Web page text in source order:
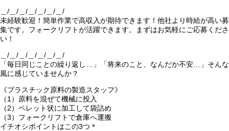
＿/＿/＿/＿/＿/＿/＿/
未経験歓迎！簡単作業で高収入が期待できます！他社より時給が高い募
集です。フォークリフトが活躍できます。まずはお気軽にご応募くださ
い！
＿/＿/＿/＿/＿/＿/＿/
「毎日同じことの繰り返し…」「将来のこと、なんだか不安…」そんな
風に感じていませんか？
《プラスチック原料の製造スタッフ》
（1）原料を混ぜて機械に投入
（2）ペレット状に加工して袋詰め
（3）フォークリフトで倉庫へ運搬
イチオシポイントはこの3つ＊